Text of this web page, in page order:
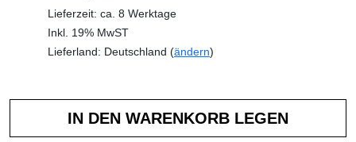
Lieferzeit: ca. 8 Werktage
Inkl. 19% MwST
Lieferland: Deutschland (ändern)